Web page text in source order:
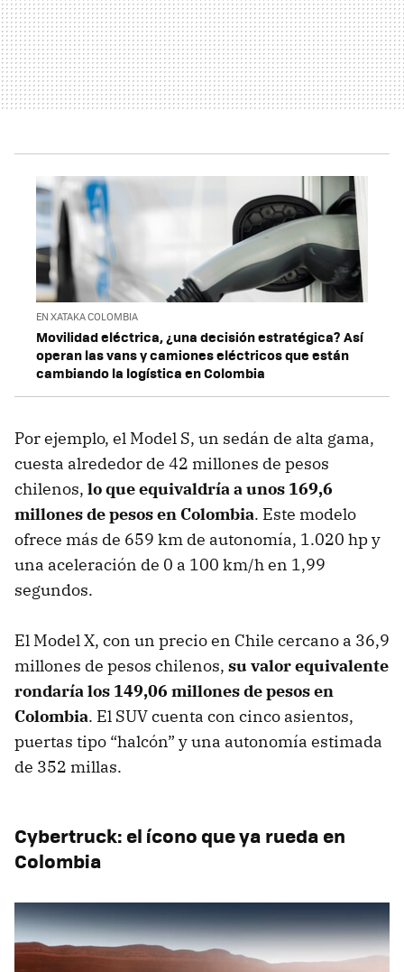
EN XATAKA COLOMBIA
Movilidad eléctrica, ¿una decisión estratégica? Así
operan las vans y camiones eléctricos que están
cambiando la logística en Colombia
Por ejemplo, el Model S, un sedán de alta gama,
cuesta alrededor de 42 millones de pesos
chilenos, lo que equivaldría a unos 169,6
millonesde pesos en Colombia. Este modelo
ofrece más de 659 km de autonomía, 1.020 hp y
una aceleración de 0 a 100 km/h en 1,99
segundos.
El Model X, con un precio en Chile cercano a 36,9
millones de pesos chilenos, su valor equivalente
rondaría los 149,06 millonesde pesos en
Colombia. El SUV cuenta con cinco asientos,
puertas tipo “halcón” y una autonomía estimada
de 352 millas.
Cybertruck: el ícono que ya rueda en
Colombia